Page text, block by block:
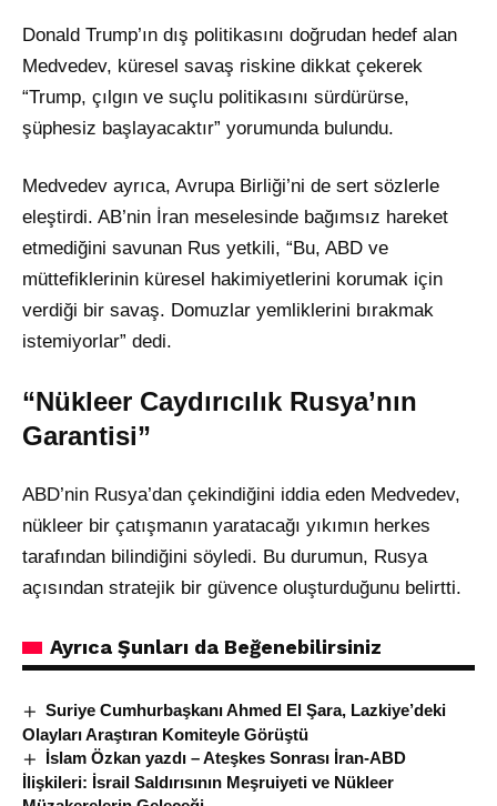
Donald Trump’ın dış politikasını doğrudan hedef alan
Medvedev, küresel savaş riskine dikkat çekerek
“Trump, çılgın ve suçlu politikasını sürdürürse,
şüphesiz başlayacaktır” yorumunda bulundu.
Medvedev ayrıca, Avrupa Birliği’ni de sert sözlerle
eleştirdi. AB’nin İran meselesinde bağımsız hareket
etmediğini savunan Rus yetkili, “Bu, ABD ve
müttefiklerinin küresel hakimiyetlerini korumak için
verdiği bir savaş. Domuzlar yemliklerini bırakmak
istemiyorlar” dedi.
“Nükleer Caydırıcılık Rusya’nın
Garantisi”
ABD’nin Rusya’dan çekindiğini iddia eden Medvedev,
nükleer bir çatışmanın yaratacağı yıkımın herkes
tarafından bilindiğini söyledi. Bu durumun, Rusya
açısından stratejik bir güvence oluşturduğunu belirtti.
Ayrıca Şunları da Beğenebilirsiniz
Suriye Cumhurbaşkanı Ahmed El Şara, Lazkiye’deki
Olayları Araştıran Komiteyle Görüştü
İslam Özkan yazdı – Ateşkes Sonrası İran-ABD
İlişkileri: İsrail Saldırısının Meşruiyeti ve Nükleer